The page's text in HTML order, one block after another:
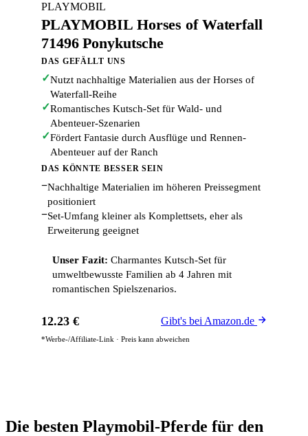
PLAYMOBIL
PLAYMOBIL Horses of Waterfall
71496 Ponykutsche
DAS GEFÄLLT UNS
✓Nutzt nachhaltige Materialien aus der Horses of
Waterfall-Reihe
✓Romantisches Kutsch-Set für Wald- und
Abenteuer-Szenarien
✓Fördert Fantasie durch Ausflüge und Rennen-
Abenteuer auf der Ranch
DAS KÖNNTE BESSER SEIN
−Nachhaltige Materialien im höheren Preissegment
positioniert
−Set-Umfang kleiner als Komplettsets, eher als
Erweiterung geeignet
Unser Fazit: Charmantes Kutsch-Set für
umweltbewusste Familien ab 4 Jahren mit
romantischen Spielszenarios.
12.23 € Gibt's bei Amazon.de
*Werbe-/Affiliate-Link · Preis kann abweichen
Die besten Playmobil-Pferde für den